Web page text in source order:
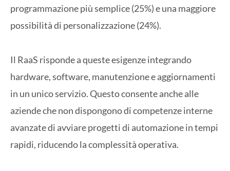
programmazione più semplice (25%) e una maggiore
possibilità di personalizzazione (24%).
Il RaaS risponde a queste esigenze integrando
hardware, software, manutenzione e aggiornamenti
in un unico servizio. Questo consente anche alle
aziende che non dispongono di competenze interne
avanzate di avviare progetti di automazione in tempi
rapidi, riducendo la complessità operativa.